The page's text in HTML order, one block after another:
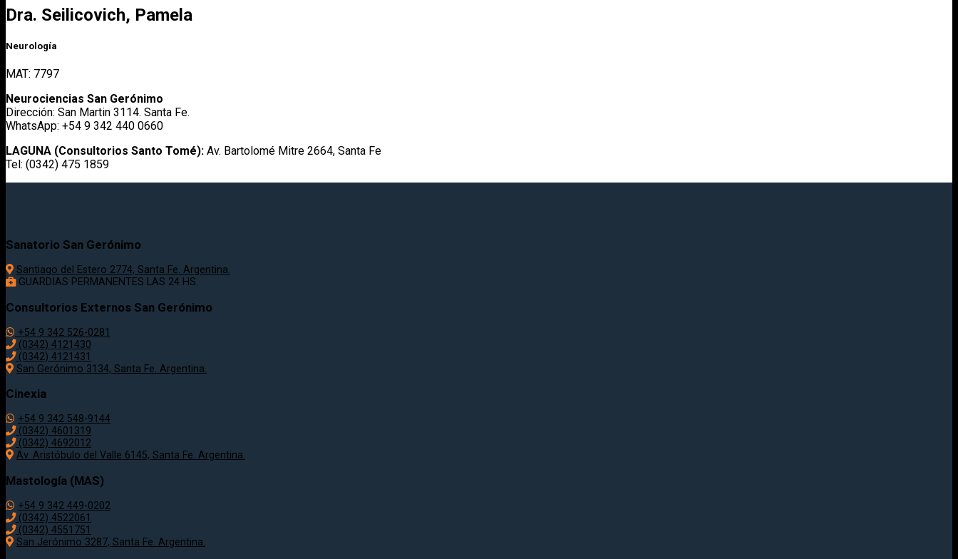
Dra. Seilicovich, Pamela
Neurología
MAT: 7797
Neurociencias San Gerónimo
Dirección: San Martin 3114. Santa Fe.
WhatsApp: +54 9 342 440 0660
LAGUNA (Consultorios Santo Tomé): Av. Bartolomé Mitre 2664, Santa Fe
Tel: (0342) 475 1859
Sanatorio San Gerónimo
Santiago del Estero 2774, Santa Fe. Argentina.
GUARDIAS PERMANENTES LAS 24 HS.
Consultorios Externos San Gerónimo
+54 9 342 526-0281
(0342) 4121430
(0342) 4121431
San Gerónimo 3134, Santa Fe. Argentina.
Cinexia
+54 9 342 548-9144
(0342) 4601319
(0342) 4692012
Av. Aristóbulo del Valle 6145, Santa Fe. Argentina.
Mastología (MAS)
+54 9 342 449-0202
(0342) 4522061
(0342) 4551751
San Jerónimo 3287, Santa Fe. Argentina.